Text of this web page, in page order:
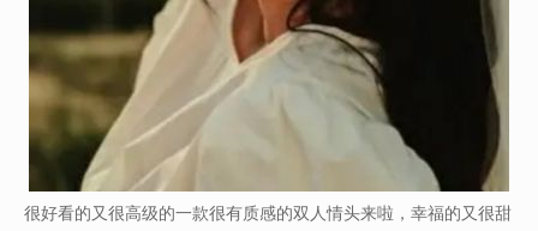
很好看的又很高级的一款很有质感的双人情头来啦，幸福的又很甜